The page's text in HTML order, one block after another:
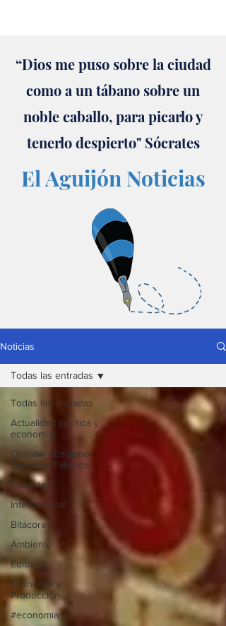
“Dios me puso sobre la ciudad
como a un tábano sobre un
noble caballo, para picarlo y
tenerlo despierto" Sócrates
El Aguijón Noticias
Noticias
Todas las entradas
Actualidad (política y
economía)
Opinión - Emiliano
Damonte Taborda
Sociedad
Internacional
Bitácora
Ambiente
Editorial
Economía y
Producción
#economia
Todas las entradas